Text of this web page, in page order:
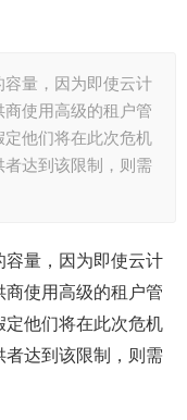
量，因为即使云计
使用高级的租户管
他们将在此次危机
达到该限制，则需
容量，因为即使云计
使用高级的租户管
定他们将在此次危机
达到该限制，则需